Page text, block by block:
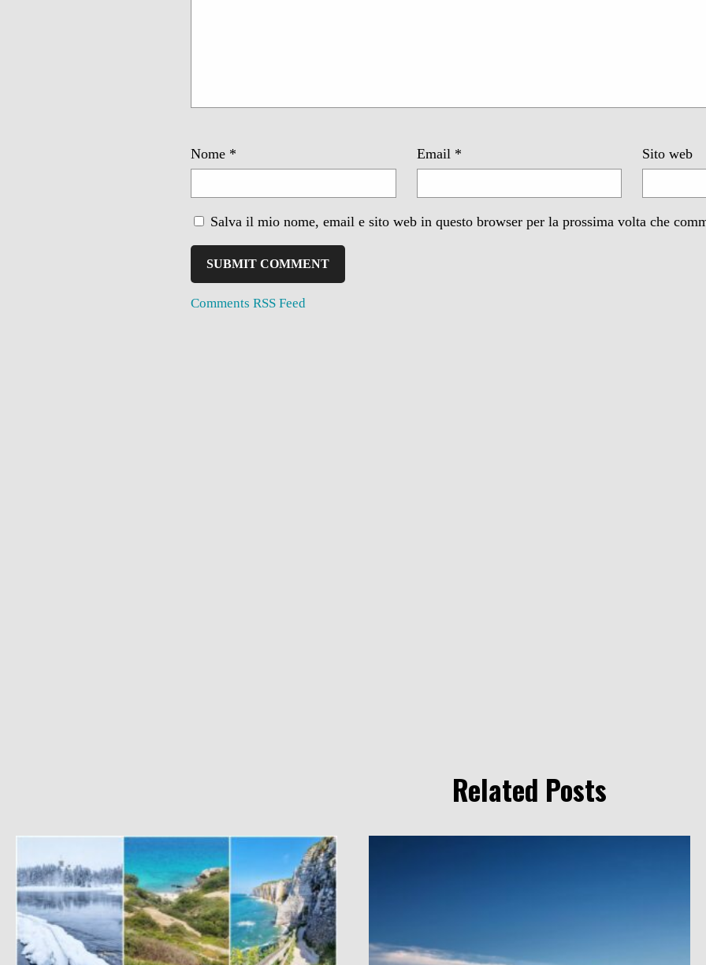
Nome * Email * Sito web
Salva il mio nome, email e sito web in questo browser per la prossima volta che
Comments RSS Feed
Related Posts